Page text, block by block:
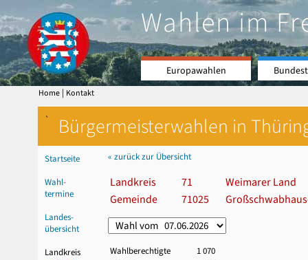
Wahlen im
Europawahlen
Home | Kontakt
` Bürgermeisterwahlen in
Startseite
Wahl-
termine
Landes-
übersicht
Landkreis
« zurück zur Übersicht
Landkreis 71
Weimarer Land
Gemeinde
71025
Wahlberechtigte
1 070